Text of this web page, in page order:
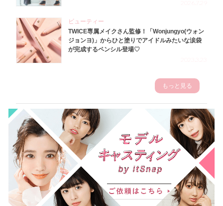
ビューティー
TWICE専属メイクさん監修！「Wonjungyo(ウォン
ジョンヨ)」からひと塗りでアイドルみたいな涙袋
が完成するペンシル登場♡
もっと見る